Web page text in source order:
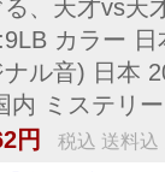
る、天才vs天
カラー
ナル音) 日本
内 ミステリ
円
税込 送料込